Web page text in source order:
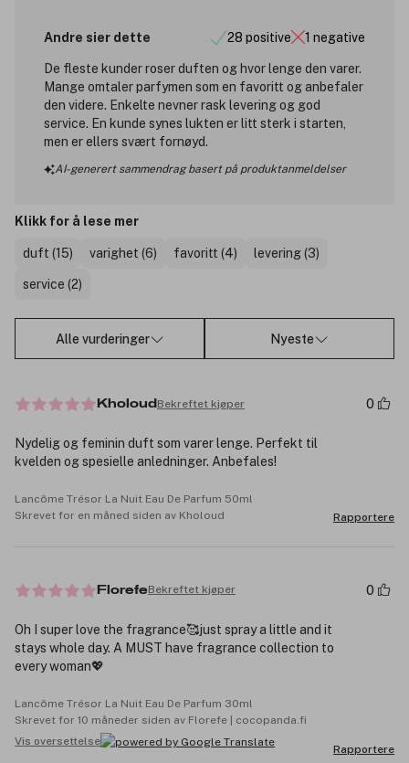
Andre sier dette 28 positive 1 negative
De fleste kunder roser duften og hvor lenge den varer.
Mange omtaler parfymen som en favoritt og anbefaler
den videre. Enkelte nevner rask levering og god
service. En kunde synes lukten er litt sterk i starten,
men er ellers svært fornøyd.
AI-generert sammendrag basert på produktanmeldelser
Klikk for å lese mer
duft (15) varighet (6) favoritt (4) levering (3)
service (2)
Alle vurderinger Nyeste
Kholoud Bekreftet kjøper 0
Nydelig og feminin duft som varer lenge. Perfekt til
kvelden og spesielle anledninger. Anbefales!
Lancôme Trésor La Nuit Eau De Parfum 50ml
Skrevet for en måned siden av Kholoud
Rapportere
FlorefeBekreftet kjøper 0
Oh I super love the fragrance🥰just spray a little and it
stays whole day. A MUST have fragrance collection to
every woman💖
Lancôme Trésor La Nuit Eau De Parfum 30ml
Skrevet for 10 måneder siden av Florefe | cocopanda.fi
Vis oversettelse
Rapportere